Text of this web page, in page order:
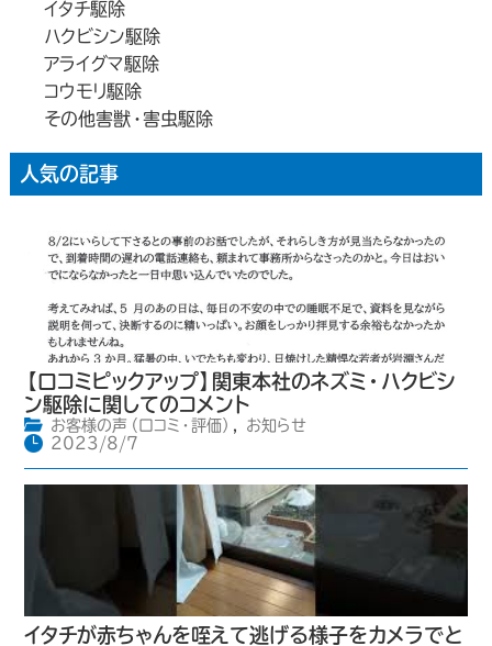
イタチ駆除
ハクビシン駆除
アライグマ駆除
コウモリ駆除
その他害獣・害虫駆除
人気の記事
【口コミピックアップ】関東本社のネズミ・ハクビシ
ン駆除に関してのコメント
お客様の声（口コミ・評価）
お知らせ
2023/8/7
イタチが赤ちゃんを咥えて逃げる様子をカメラでと